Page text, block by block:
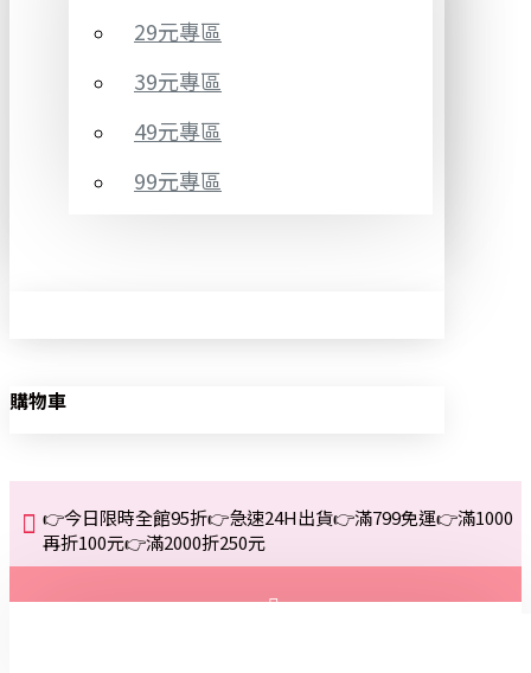
29元專區
39元專區
49元專區
99元專區
購物車
👉今日限時全館95折👉急速24H出貨👉滿799免運👉滿1000
再折100元👉滿2000折250元